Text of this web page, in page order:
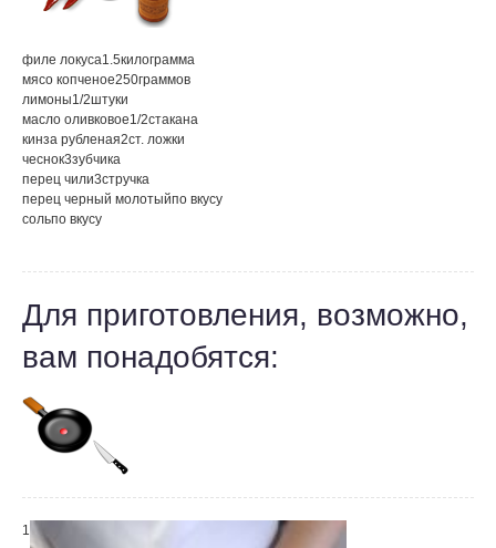
филе локуса1.5килограмма
мясо копченое250граммов
лимоны1/2штуки
масло оливковое1/2стакана
кинза рубленая2ст. ложки
чеснок3зубчика
перец чили3стручка
перец черный молотыйпо вкусу
сольпо вкусу
Для приготовления, возможно,
вам понадобятся:
1